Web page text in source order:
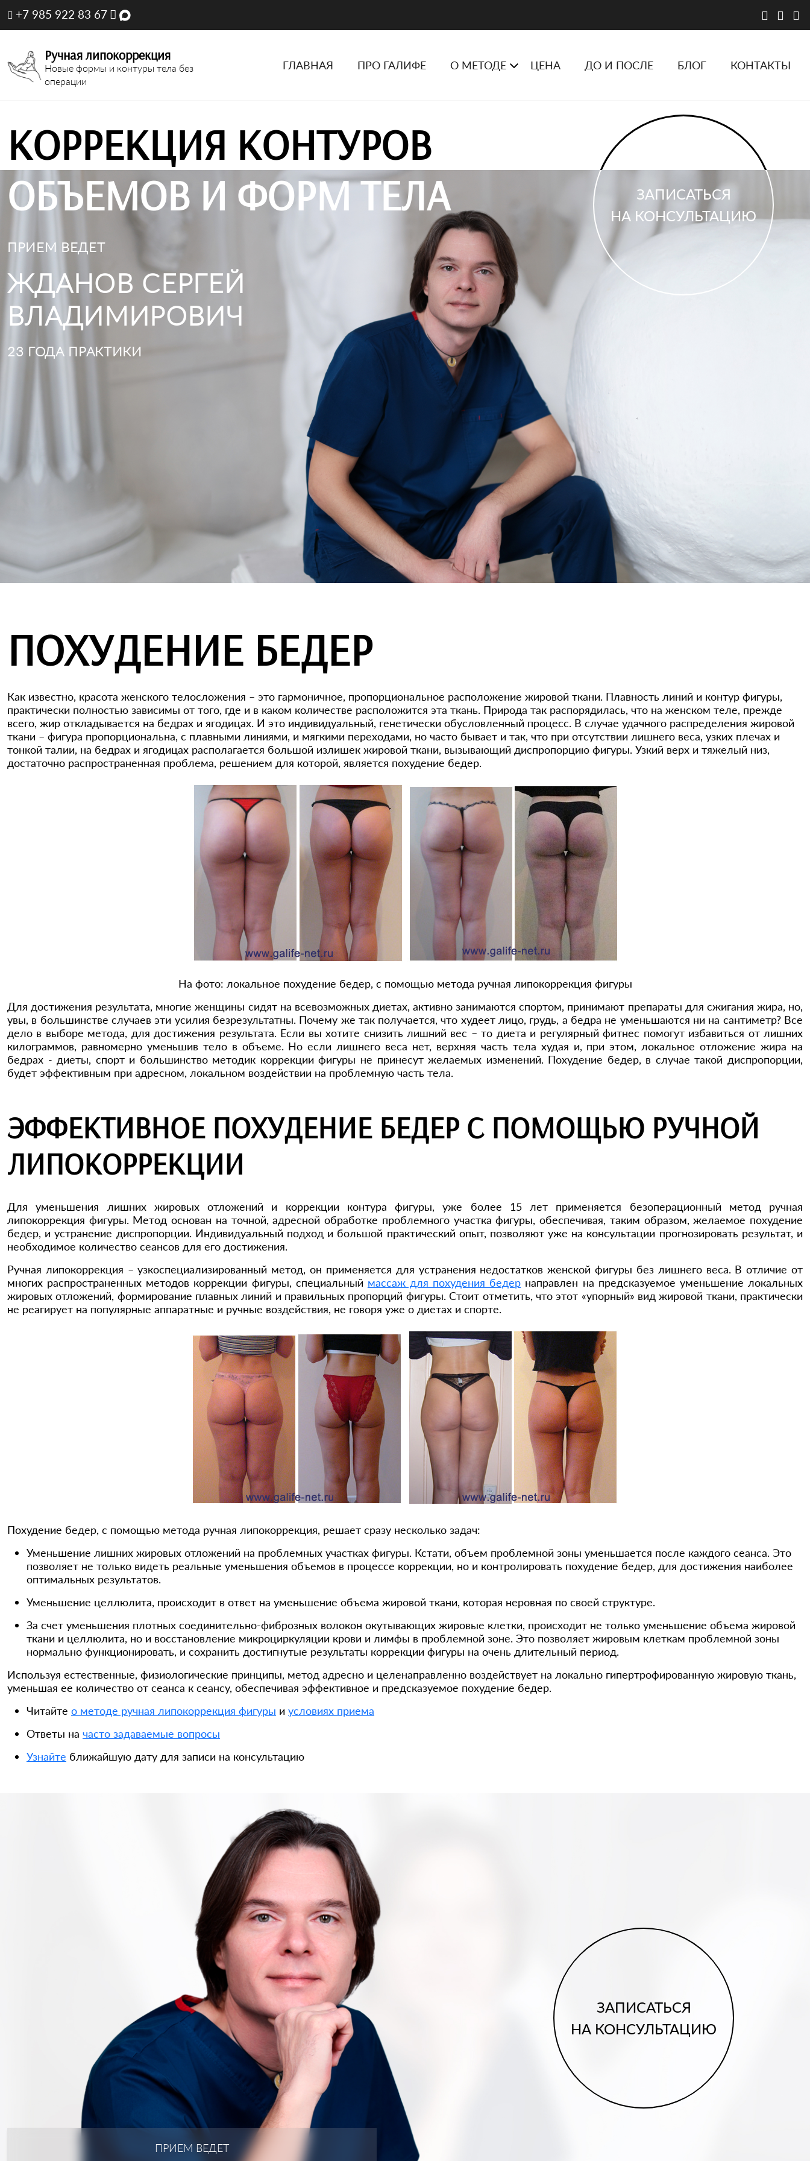
+7 985 922 83 67
Ручная липокоррекция
Новые формы и контуры тела без
операции
ГЛАВНАЯ ПРО ГАЛИФЕ О МЕТОДЕ ЦЕНА ДО И ПОСЛЕ БЛОГ КОНТАКТЫ
КОРРЕКЦИЯ КОНТУРОВ
ОБЪЕМОВ И ФОРМ ТЕЛА
ПРИЕМ ВЕДЕТ
ЖДАНОВ СЕРГЕЙ
ВЛАДИМИРОВИЧ
23 ГОДА ПРАКТИКИ
ЗАПИСАТЬСЯ
НА КОНСУЛЬТАЦИЮ
ПОХУДЕНИЕ БЕДЕР
Как известно, красота женского телосложения – это гармоничное, пропорциональное расположение жировой ткани. Плавность линий и контур фигуры,
практически полностью зависимы от того, где и в каком количестве расположится эта ткань. Природа так распорядилась, что на женском теле, прежде
всего, жир откладывается на бедрах и ягодицах. И это индивидуальный, генетически обусловленный процесс. В случае удачного распределения жировой
ткани – фигура пропорциональна, с плавными линиями, и мягкими переходами, но часто бывает и так, что при отсутствии лишнего веса, узких плечах и
тонкой талии, на бедрах и ягодицах располагается большой излишек жировой ткани, вызывающий диспропорцию фигуры. Узкий верх и тяжелый низ,
достаточно распространенная проблема, решением для которой, является похудение бедер.
На фото: локальное похудение бедер, с помощью метода ручная липокоррекция фигуры
Для достижения результата, многие женщины сидят на всевозможных диетах, активно занимаются спортом, принимают препараты для сжигания жира, но,
увы, в большинстве случаев эти усилия безрезультатны. Почему же так получается, что худеет лицо, грудь, а бедра не уменьшаются ни на сантиметр? Все
дело в выборе метода, для достижения результата. Если вы хотите снизить лишний вес – то диета и регулярный фитнес помогут избавиться от лишних
килограммов, равномерно уменьшив тело в объеме. Но если лишнего веса нет, верхняя часть тела худая и, при этом, локальное отложение жира на
бедрах - диеты, спорт и большинство методик коррекции фигуры не принесут желаемых изменений. Похудение бедер, в случае такой диспропорции,
будет эффективным при адресном, локальном воздействии на проблемную часть тела.
ЭФФЕКТИВНОЕ ПОХУДЕНИЕ БЕДЕР С ПОМОЩЬЮ РУЧНОЙ
ЛИПОКОРРЕКЦИИ
Для уменьшения лишних жировых отложений и коррекции контура фигуры, уже более 15 лет применяется безоперационный метод ручная
липокоррекция фигуры. Метод основан на точной, адресной обработке проблемного участка фигуры, обеспечивая, таким образом, желаемое похудение
бедер, и устранение диспропорции. Индивидуальный подход и большой практический опыт, позволяют уже на консультации прогнозировать результат, и
необходимое количество сеансов для его достижения.
Ручная липокоррекция – узкоспециализированный метод, он применяется для устранения недостатков женской фигуры без лишнего веса. В отличие от
многих распространенных методов коррекции фигуры, специальный массаж для похудения бедер направлен на предсказуемое уменьшение локальных
жировых отложений, формирование плавных линий и правильных пропорций фигуры. Стоит отметить, что этот «упорный» вид жировой ткани, практически
не реагирует на популярные аппаратные и ручные воздействия, не говоря уже о диетах и спорте.
Похудение бедер, с помощью метода ручная липокоррекция, решает сразу несколько задач:
Уменьшение лишних жировых отложений на проблемных участках фигуры. Кстати, объем проблемной зоны уменьшается после каждого сеанса. Это
позволяет не только видеть реальные уменьшения объемов в процессе коррекции, но и контролировать похудение бедер, для достижения наиболее
оптимальных результатов.
Уменьшение целлюлита, происходит в ответ на уменьшение объема жировой ткани, которая неровная по своей структуре.
За счет уменьшения плотных соединительно-фиброзных волокон окутывающих жировые клетки, происходит не только уменьшение объема жировой
ткани и целлюлита, но и восстановление микроциркуляции крови и лимфы в проблемной зоне. Это позволяет жировым клеткам проблемной зоны
нормально функционировать, и сохранить достигнутые результаты коррекции фигуры на очень длительный период.
Используя естественные, физиологические принципы, метод адресно и целенаправленно воздействует на локально гипертрофированную жировую ткань,
уменьшая ее количество от сеанса к сеансу, обеспечивая эффективное и предсказуемое похудение бедер.
Читайте о методе ручная липокоррекция фигуры и условиях приема
Ответы на часто задаваемые вопросы
Узнайте ближайшую дату для записи на консультацию
ПРИЕМ ВЕДЕТ
ЗАПИСАТЬСЯ
НА КОНСУЛЬТАЦИЮ